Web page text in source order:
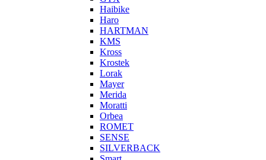
Haibike
Haro
HARTMAN
KMS
Kross
Krostek
Lorak
Mayer
Merida
Moratti
Orbea
ROMET
SENSE
SILVERBACK